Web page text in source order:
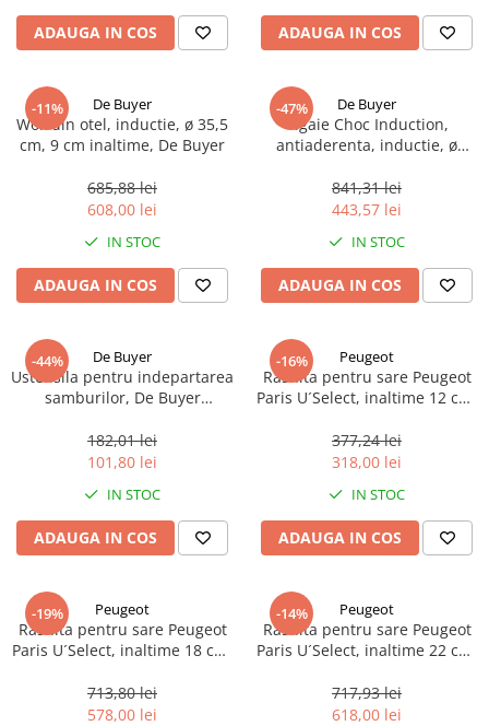
ADAUGA IN COS ADAUGA IN COS
-11% De Buyer
Wok din otel, inductie, ø 35,5
cm, 9 cm inaltime, De Buyer
685,88 lei
608,00 lei
IN STOC
ADAUGA IN COS
-47% De Buyer
Tigaie Choc Induction,
antiaderenta, inductie, ø
841,31 lei
443,57 lei
IN STOC
ADAUGA IN COS
-44% De Buyer
Ustensila pentru indepartarea
samburilor, De Buyer
lungime, otel
inoxidabil/plastic portocaliu, 1
182,01 lei
101,80 lei
IN STOC
ADAUGA IN COS
-16% Peugeot
Rasnita pentru sare Peugeot
Paris U´Select, inaltime 12 cm,
377,24 lei
318,00 lei
IN STOC
ADAUGA IN COS
-19% Peugeot
Rasnita pentru sare Peugeot
Paris U´Select, inaltime 18 cm,
buc
713,80 lei
578,00 lei
-14% Peugeot
Rasnita pentru sare Peugeot
Paris U´Select, inaltime 22 cm,
buc
717,93 lei
618,00 lei